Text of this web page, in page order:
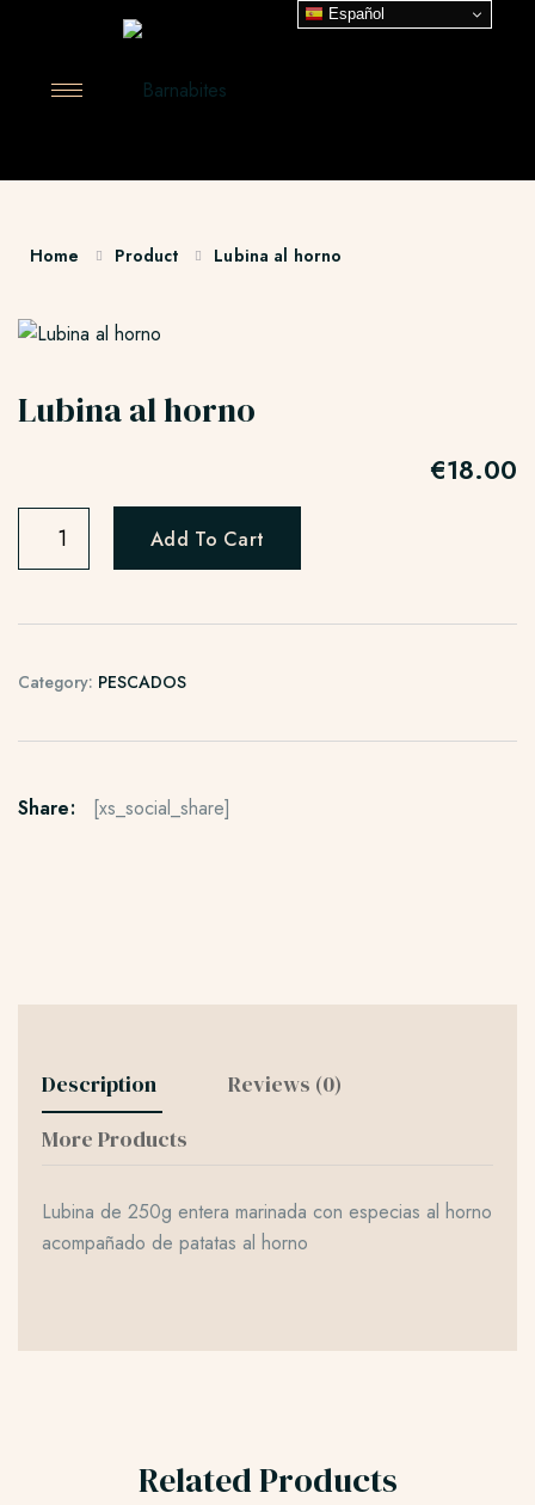
Home Product Lubina al horno
Lubina al horno
€18.00
Add To Cart
Category: PESCADOS
Share: [xs_social_share]
Description
Reviews (0)
More Products
Lubina de 250g entera marinada con especias al horno
acompañado de patatas al horno
Related Products
Español